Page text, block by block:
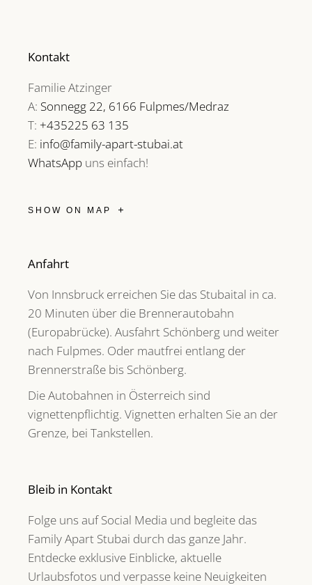
Kontakt
Familie Atzinger
A: Sonnegg 22, 6166 Fulpmes/Medraz
T: +435225 63 135
E: info@family-apart-stubai.at
WhatsApp uns einfach!
SHOW ON MAP
Anfahrt
Von Innsbruck erreichen Sie das Stubaital in ca.
20 Minuten über die Brennerautobahn
(Europabrücke). Ausfahrt Schönberg und weiter
nach Fulpmes. Oder mautfrei entlang der
Brennerstraße bis Schönberg.
Die Autobahnen in Österreich sind
vignettenpflichtig. Vignetten erhalten Sie an der
Grenze, bei Tankstellen.
Bleib in Kontakt
Folge uns auf Social Media und begleite das
Family Apart Stubai durch das ganze Jahr.
Entdecke exklusive Einblicke, aktuelle
Urlaubsfotos und verpasse keine Neuigkeiten